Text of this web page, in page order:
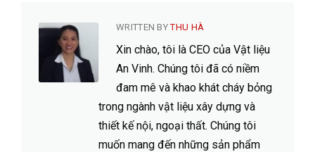
WRITTEN BYTHU HÀ
Xin chào, tôi là CEO của Vật liệu
An Vinh. Chúng tôi đã có niềm
đam mê và khao khát cháy bỏng
trong ngành vật liệu xây dựng và
thiết kế nội, ngoại thất. Chúng tôi
muốn mang đến những sản phẩm